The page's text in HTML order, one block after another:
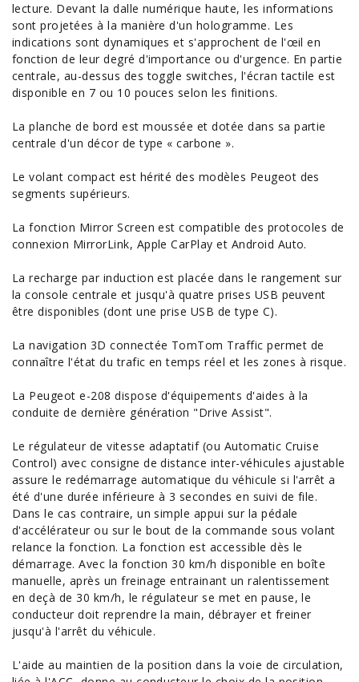
lecture. Devant la dalle numérique haute, les informations
sont projetées à la manière d'un hologramme. Les
indications sont dynamiques et s'approchent de l'œil en
fonction de leur degré d'importance ou d'urgence. En partie
centrale, au-dessus des toggle switches, l'écran tactile est
disponible en 7 ou 10 pouces selon les finitions.
La planche de bord est moussée et dotée dans sa partie
centrale d'un décor de type « carbone ».
Le volant compact est hérité des modèles Peugeot des
segments supérieurs.
La fonction Mirror Screen est compatible des protocoles de
connexion MirrorLink, Apple CarPlay et Android Auto.
La recharge par induction est placée dans le rangement sur
la console centrale et jusqu'à quatre prises USB peuvent
être disponibles (dont une prise USB de type C).
La navigation 3D connectée TomTom Traffic permet de
connaître l'état du trafic en temps réel et les zones à risque.
La Peugeot e-208 dispose d'équipements d'aides à la
conduite de dernière génération "Drive Assist".
Le régulateur de vitesse adaptatif (ou Automatic Cruise
Control) avec consigne de distance inter-véhicules ajustable
assure le redémarrage automatique du véhicule si l'arrêt a
été d'une durée inférieure à 3 secondes en suivi de file.
Dans le cas contraire, un simple appui sur la pédale
d'accélérateur ou sur le bout de la commande sous volant
relance la fonction. La fonction est accessible dès le
démarrage. Avec la fonction 30 km/h disponible en boîte
manuelle, après un freinage entrainant un ralentissement
en deçà de 30 km/h, le régulateur se met en pause, le
conducteur doit reprendre la main, débrayer et freiner
jusqu'à l'arrêt du véhicule.
L'aide au maintien de la position dans la voie de circulation,